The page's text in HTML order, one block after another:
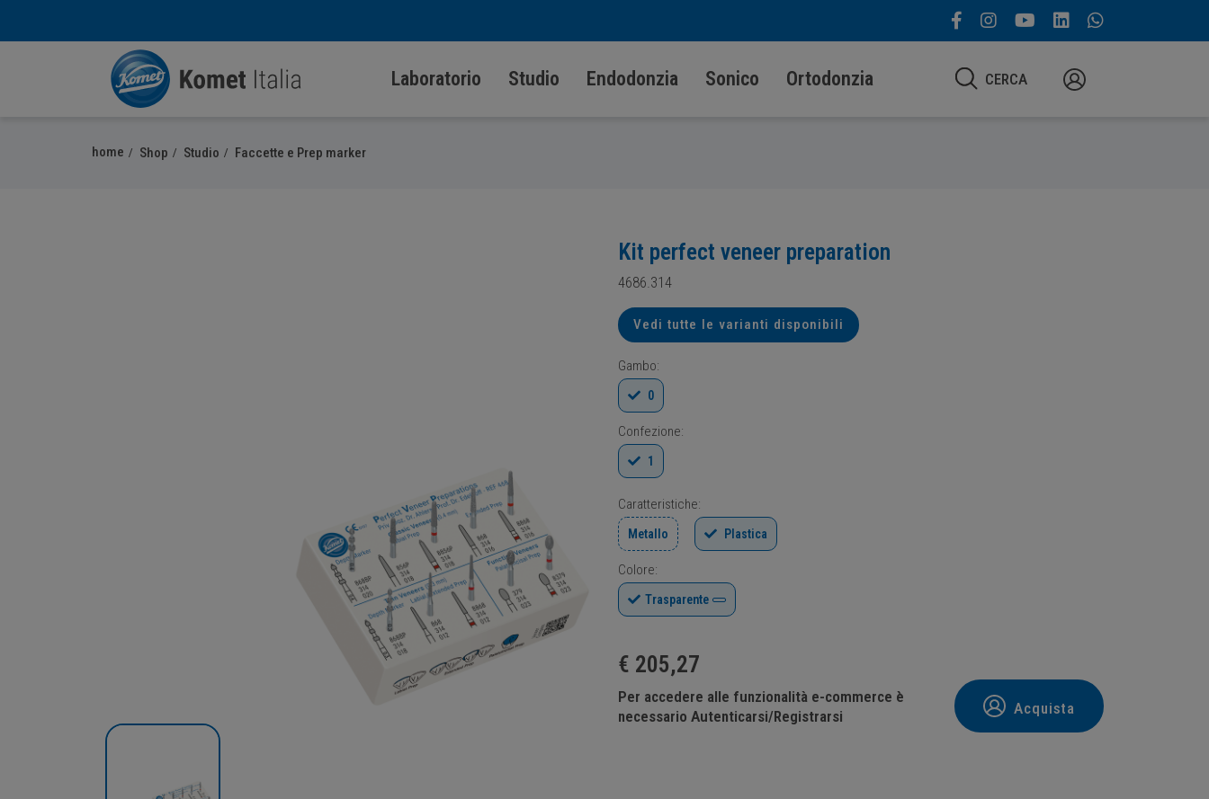
CERCA
Laboratorio Studio Endodonzia Sonico Ortodonzia
home Shop Studio Faccette e Prep marker
Kit perfect veneer preparation
4686.314
Vedi tutte le varianti disponibili
Gambo:
0
Confezione:
1
Caratteristiche:
Metallo Plastica
Colore:
Trasparente
€ 205,27
Per accedere alle funzionalità e-commerce è
necessario Autenticarsi/Registrarsi
Acquista